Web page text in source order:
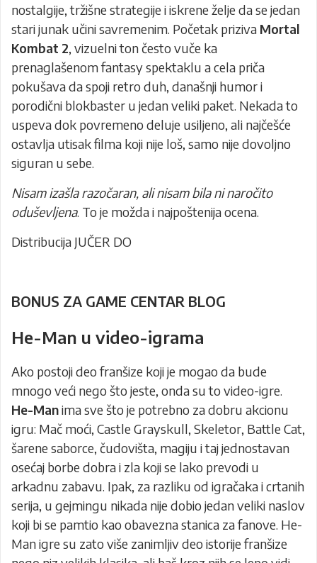
nostalgije, tržišne strategije i iskrene želje da se jedan
stari junak učini savremenim. Početak priziva Mortal
Kombat 2, vizuelni ton često vuče ka
prenaglašenom fantasy spektaklu a cela priča
pokušava da spoji retro duh, današnji humor i
porodični blokbaster u jedan veliki paket. Nekada to
uspeva dok povremeno deluje usiljeno, ali najčešće
ostavlja utisak filma koji nije loš, samo nije dovoljno
siguran u sebe.
Nisam izašla razočaran, ali nisam bila ni naročito
oduševljena. To je možda i najpoštenija ocena.
Distribucija JUČER DO
BONUS ZA GAME CENTAR BLOG
He-Man u video-igrama
Ako postoji deo franšize koji je mogao da bude
mnogo veći nego što jeste, onda su to video-igre.
He-Manima sve što je potrebno za dobru akcionu
igru: Mač moći, Castle Grayskull, Skeletor, Battle Cat,
šarene saborce, čudovišta, magiju i taj jednostavan
osećaj borbe dobra i zla koji se lako prevodi u
arkadnu zabavu. Ipak, za razliku od igračaka i crtanih
serija, u gejmingu nikada nije dobio jedan veliki naslov
koji bi se pamtio kao obavezna stanica za fanove. He-
Man igre su zato više zanimljiv deo istorije franšize